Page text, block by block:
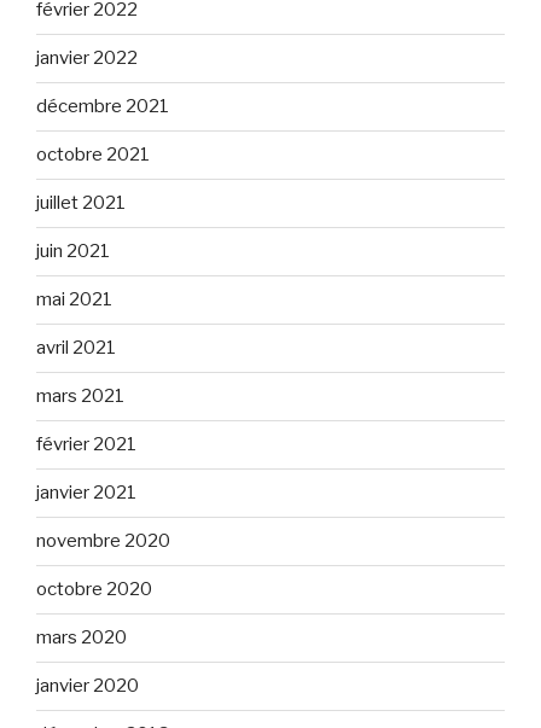
février 2022
janvier 2022
décembre 2021
octobre 2021
juillet 2021
juin 2021
mai 2021
avril 2021
mars 2021
février 2021
janvier 2021
novembre 2020
octobre 2020
mars 2020
janvier 2020